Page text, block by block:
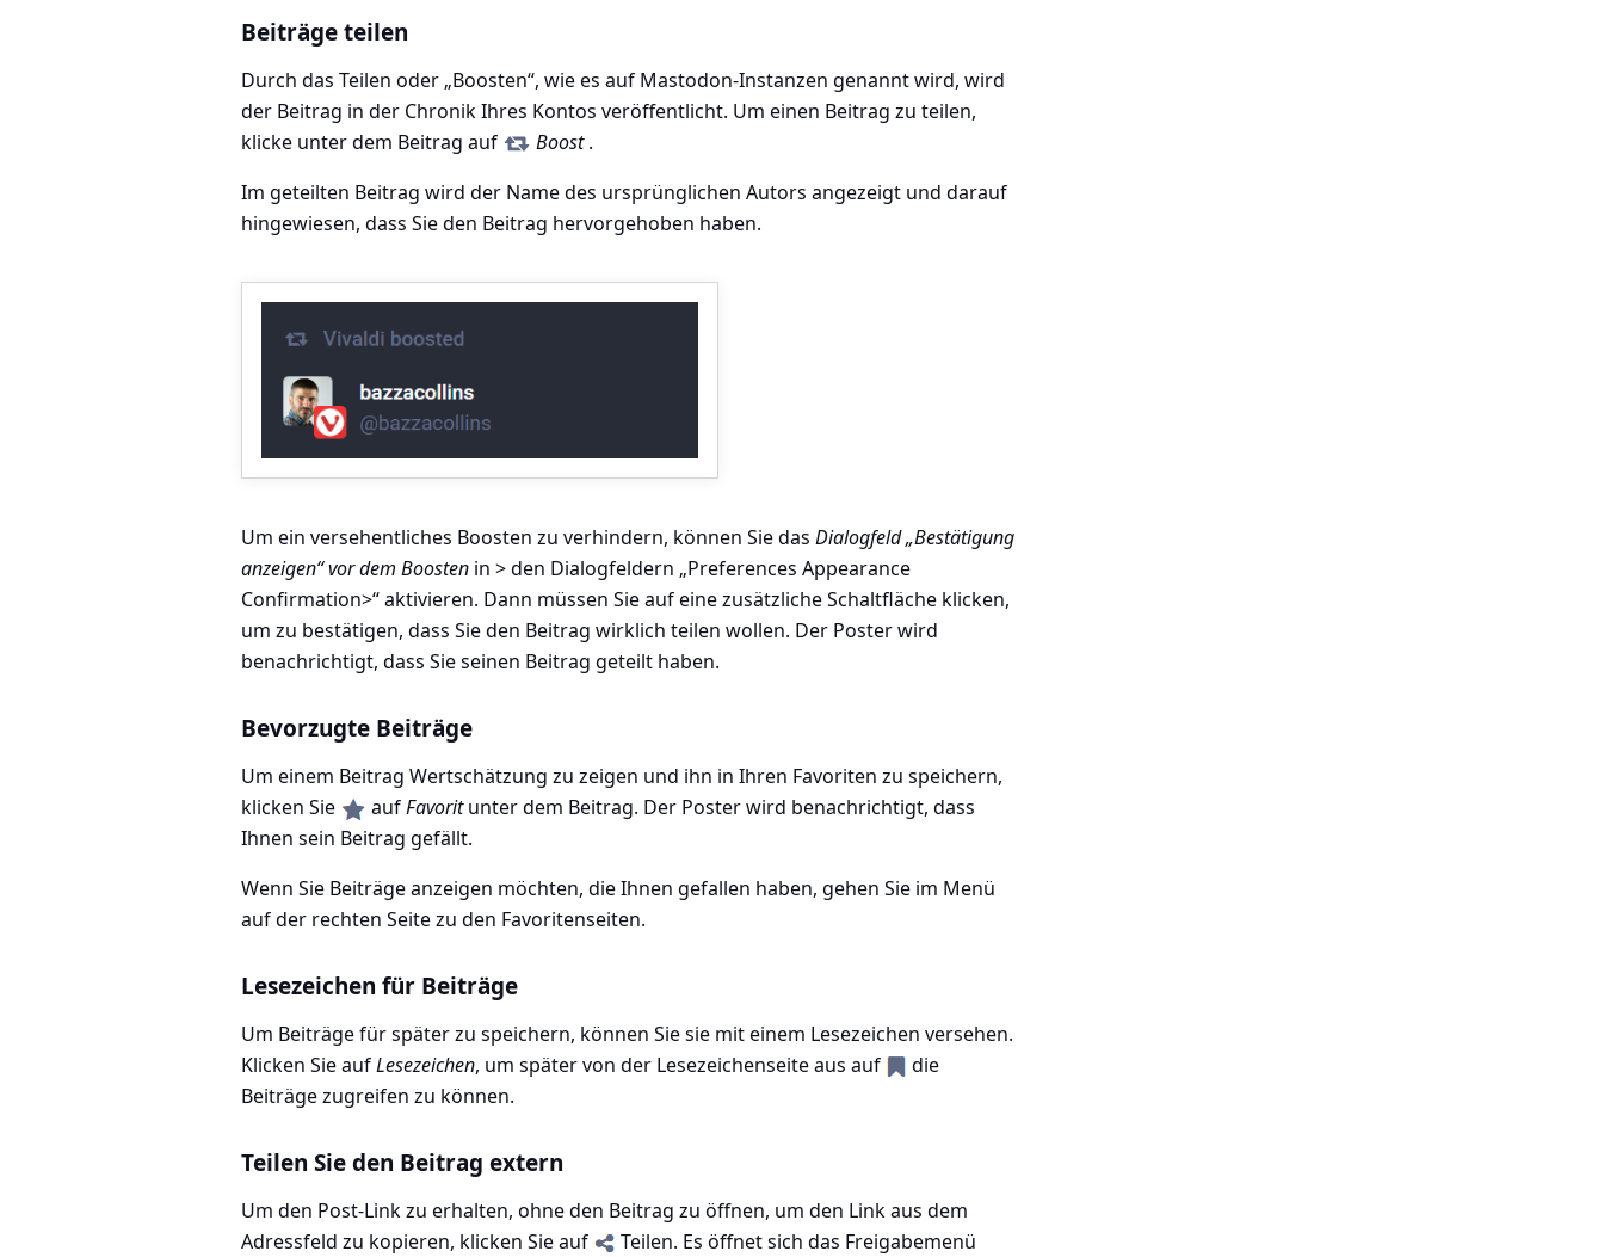
Beiträge teilen
Durch das Teilen oder „Boosten“, wie es auf Mastodon-Instanzen genannt wird, wird
der Beitrag in der Chronik Ihres Kontos veröffentlicht. Um einen Beitrag zu teilen,
klicke unter dem Beitrag auf
Boost.
Im geteilten Beitrag wird der Name des ursprünglichen Autors angezeigt und darauf
hingewiesen, dass Sie den Beitrag hervorgehoben haben.
Um ein versehentliches Boosten zu verhindern, können Sie das Dialogfeld „Bestätigung
anzeigen“ vor dem Boosten in > den Dialogfeldern „Preferences Appearance
Confirmation>“aktivieren. Dann müssen Sie auf eine zusätzliche Schaltfläche klicken,
um zu bestätigen, dass Sie den Beitrag wirklich teilen wollen. Der Poster wird
benachrichtigt, dass Sie seinen Beitrag geteilt haben.
Bevorzugte Beiträge
Um einem Beitrag Wertschätzung zu zeigen und ihn in Ihren Favoriten zu speichern,
klicken Sie
aufFavoritunter dem Beitrag. Der Poster wird benachrichtigt, dass
Ihnen sein Beitrag gefällt.
Wenn Sie Beiträge anzeigen möchten, die Ihnen gefallen haben, gehen Sie im Menü
auf der rechten Seite zu den Favoritenseiten.
Lesezeichen für Beiträge
Um Beiträge für später zu speichern, können Sie sie mit einem Lesezeichen versehen.
Klicken Sie aufLesezeichen, um später von der Lesezeichenseite aus auf
die
Beiträge zugreifen zu können.
Teilen Sie den Beitrag extern
Um den Post-Link zu erhalten, ohne den Beitrag zu öffnen, um den Link aus dem
Adressfeld zu kopieren, klicken Sie auf
Teilen. Es öffnet sich das Freigabemenü